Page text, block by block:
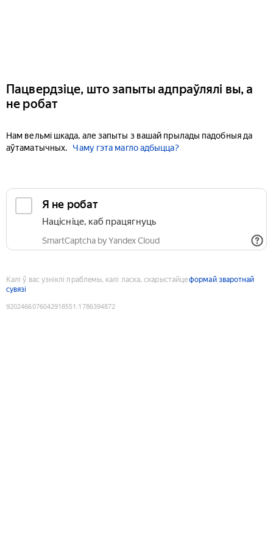
Пацвердзіце, што запыты адпраўлялі вы, а
не робат
Нам вельмі шкада, але запыты з вашай прылады падобныя да
аўтаматычных.
Чаму гэта магло адбыцца?
Я не робат
Націсніце, каб працягнуць
SmartCaptcha by Yandex Cloud
Калі ў вас узніклі праблемы, калі ласка, скарыстайцеформай зваротнай
сувязі
9202466076042918551 :1786394872